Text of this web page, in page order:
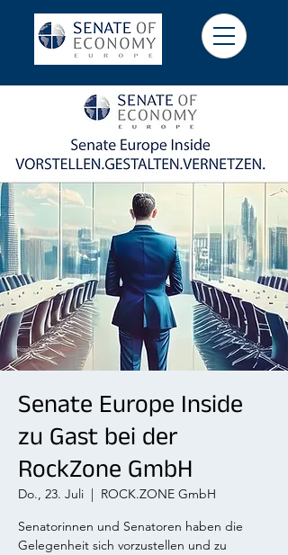
Senate Europe Inside
zu Gast bei der
RockZone GmbH
Do., 23. Juli
  |
ROCK.ZONE GmbH
Senatorinnen und Senatoren haben die
Gelegenheit sich vorzustellen und zu